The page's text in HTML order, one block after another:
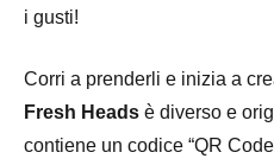
i gusti!
Corri a prenderli e inizia a
Fresh Heads è diverso e
contiene un codice “QR